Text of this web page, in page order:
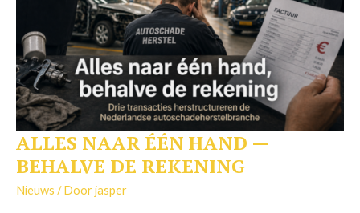
ALLES NAAR ÉÉN HAND —
BEHALVE DE REKENING
Nieuws / Doorjasper
ALLES
ÉÉN
HAND